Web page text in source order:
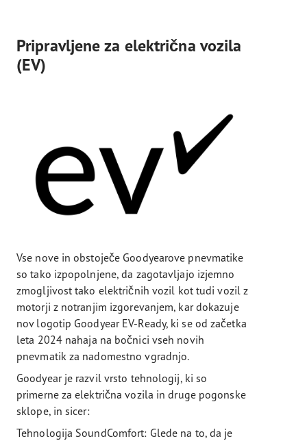
Pripravljene za električna vozila
(EV)
Vse nove in obstoječe Goodyearove pnevmatike
so tako izpopolnjene, da zagotavljajo izjemno
zmogljivost tako električnih vozil kot tudi vozil z
motorji z notranjim izgorevanjem, kar dokazuje
nov logotip Goodyear EV-Ready, ki se od začetka
leta 2024 nahaja na bočnici vseh novih
pnevmatik za nadomestno vgradnjo.
Goodyear je razvil vrsto tehnologij, ki so
primerne za električna vozila in druge pogonske
sklope, in sicer:
Tehnologija SoundComfort: Glede na to, da je